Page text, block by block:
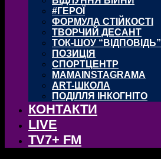
#ГЕРОЇ
ФОРМУЛА СТІЙКОСТІ
ТВОРЧИЙ ДЕСАНТ
ТОК-ШОУ “ВІДПОВІДЬ”
ПОЗИЦІЯ
СПОРТЦЕНТР
MAMAINSTAGRAMA
ART-ШКОЛА
ПОДІЛЛЯ ІНКОГНІТО
КОНТАКТИ
LIVE
TV7+ FM